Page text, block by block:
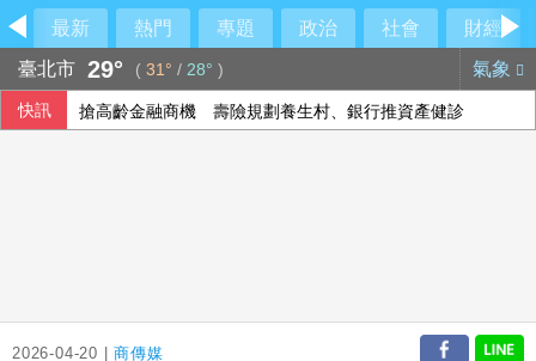
最新 熱門 專題 政治 社會
財經
臺北市 29° ( 31° / 28° ) 氣象
快訊 搶高齡金融商機 壽險規劃養生村、銀行推資產健診
2026-04-20 |商傳媒